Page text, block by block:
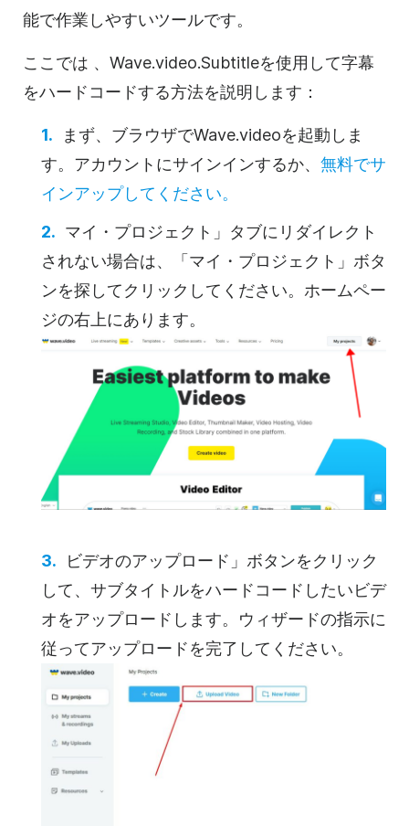
能で作業しやすいツールです。
ここでは 、Wave.video.Subtitleを使用して字幕
をハードコードする方法を説明します：
まず、ブラウザでWave.videoを起動しま
す。アカウントにサインインするか、 無料でサ
インアップしてください。
マイ・プロジェクト」タブにリダイレクト
されない場合は、「マイ・プロジェクト」ボタ
ンを探してクリックしてください。ホームペー
ジの右上にあります。
ビデオのアップロード」ボタンをクリック
して、サブタイトルをハードコードしたいビデ
オをアップロードします。ウィザードの指示に
従ってアップロードを完了してください。